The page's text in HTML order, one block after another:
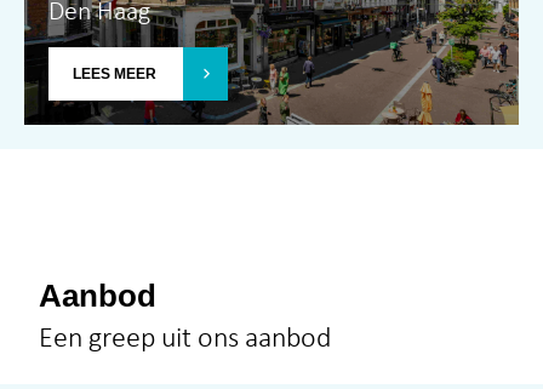
Den Haag
LEES MEER
Aanbod
Een greep uit ons aanbod